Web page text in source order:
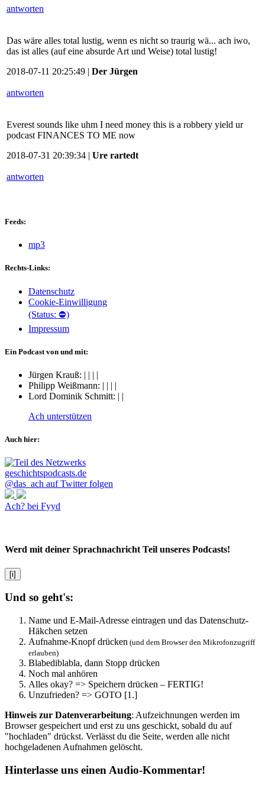
antworten
Das wäre alles total lustig, wenn es nicht so traurig wä... ach iwo,
das ist alles (auf eine absurde Art und Weise) total lustig!
2018-07-11 20:25:49 | Der Jürgen
antworten
Everest sounds like uhm I need money this is a robbery yield ur
podcast FINANCES TO ME now
2018-07-31 20:39:34 | Ure rartedt
antworten
Feeds:
mp3
Rechts-Links:
Datenschutz
Cookie-Einwilligung
(Status: ⛔)
Impressum
Ein Podcast von und mit:
Jürgen Krauß: | | | |
Philipp Weißmann: | | | |
Lord Dominik Schmitt: | |
Ach unterstützen
Auch hier:
@das_ach auf Twitter folgen
Ach? bei Fyyd
Werd mit deiner Sprachnachricht Teil unseres Podcasts!
[i]
Und so geht's:
Name und E-Mail-Adresse eintragen und das Datenschutz-
Häkchen setzen
Aufnahme-Knopf drücken (und dem Browser den Mikrofonzugriff
erlauben)
Blabediblabla, dann Stopp drücken
Noch mal anhören
Alles okay? => Speichern drücken – FERTIG!
Unzufrieden? => GOTO [1.]
Hinweis zur Datenverarbeitung: Aufzeichnungen werden im
Browser gespeichert und erst zu uns geschickt, sobald du auf
"hochladen" drückst. Verlässt du die Seite, werden alle nicht
hochgeladenen Aufnahmen gelöscht.
Hinterlasse uns einen Audio-Kommentar!